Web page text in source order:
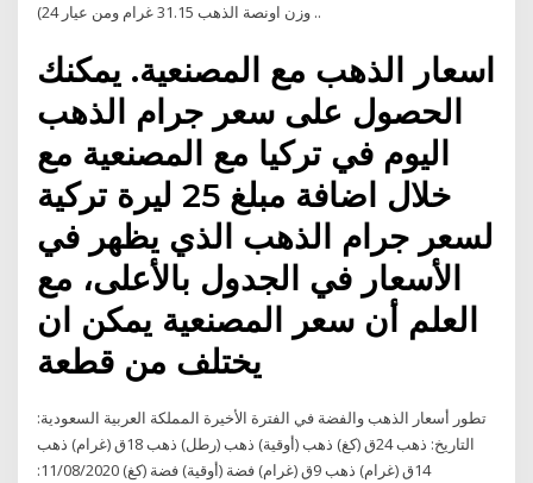
وزن اونصة الذهب 31.15 غرام ومن عيار 24) ..
اسعار الذهب مع المصنعية. يمكنك
الحصول على سعر جرام الذهب
اليوم في تركيا مع المصنعية مع
خلال اضافة مبلغ 25 ليرة تركية
لسعر جرام الذهب الذي يظهر في
الأسعار في الجدول بالأعلى، مع
العلم أن سعر المصنعية يمكن ان
يختلف من قطعة
تطور أسعار الذهب والفضة في الفترة الأخيرة المملكة العربية السعودية:
التاريخ: ذهب 24ق (كغ) ذهب (أوقية) ذهب (رطل) ذهب 18ق (غرام) ذهب
14ق (غرام) ذهب 9ق (غرام) فضة (أوقية) فضة (كغ) 11/08/2020: